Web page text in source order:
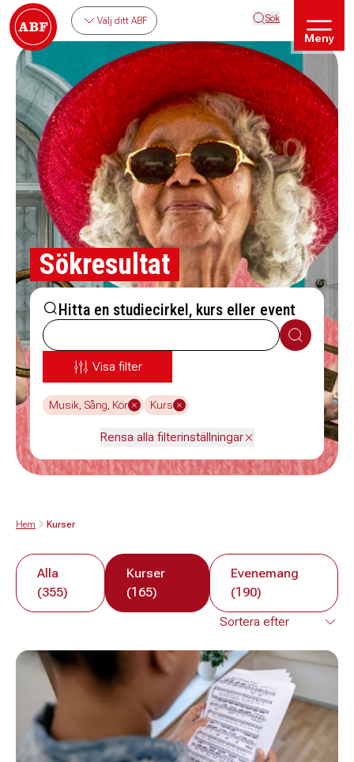
Välj ditt ABF Sök
Meny
Sökresultat
Hitta en studiecirkel, kurs eller event
Sök
Visa filter
Musik, Sång, Kör Kurs
Rensa alla filterinställningar
Hem Kurser
Alla
(355)
Kurser
(165)
Evenemang
(190)